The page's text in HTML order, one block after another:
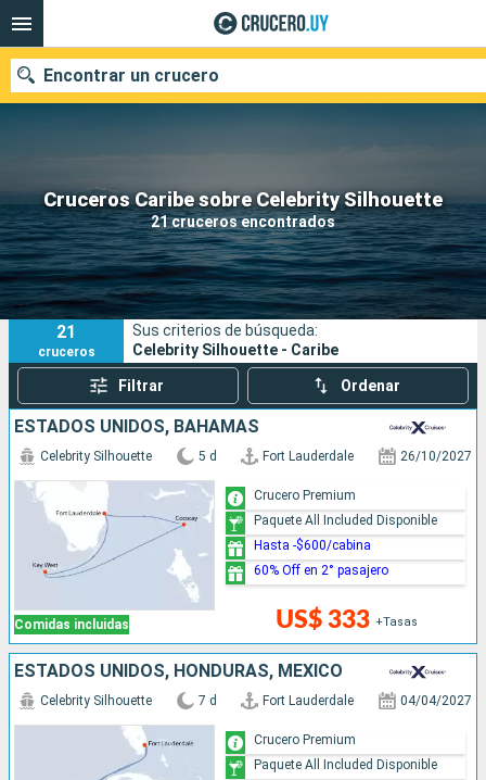
Cruceros Caribe sobre Celebrity Silhouette
21 cruceros encontrados
Encontrar un crucero
Nuestros destinos
Fecha de salida
Puertos Compañías
Buscar
21
cruceros
Sus criterios de búsqueda:
Celebrity Silhouette - Caribe
Filtrar Ordenar
ESTADOS UNIDOS, BAHAMAS
Comidas incluidas
Celebrity Silhouette 5 d Fort Lauderdale 26/10/2027
US$ 333 +Tasas
Crucero Premium
Paquete All Included Disponible
Hasta -$600/cabina
60% Off en 2° pasajero
ESTADOS UNIDOS, HONDURAS, MÉXICO
Celebrity Silhouette 7 d Fort Lauderdale 04/04/2027
Crucero Premium
Paquete All Included Disponible